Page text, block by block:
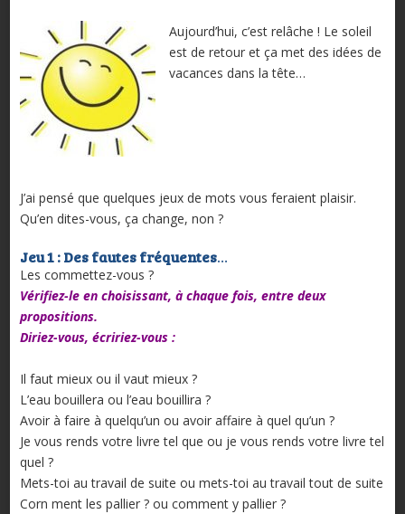
Aujourd’hui, c’est relâche ! Le soleil
est de retour et ça met des idées de
vacances dans la tête…
J’ai pensé que quelques jeux de mots vous feraient plaisir.
Qu’en dites-vous, ça change, non ?
Jeu 1 : Des fautes fréquentes…
Les commettez-vous ?
Vérifiez-le en choisissant, à chaque fois, entre deux
propositions.
Diriez-vous, écririez-vous :
Il faut mieux ou il vaut mieux ?
L’eau bouillera ou l’eau bouillira ?
Avoir à faire à quelqu’un ou avoir affaire à quel qu’un ?
Je vous rends votre livre tel que ou je vous rends votre livre tel
quel ?
Mets-toi au travail de suite ou mets-toi au travail tout de suite
Corn ment les pallier ? ou comment y pallier ?